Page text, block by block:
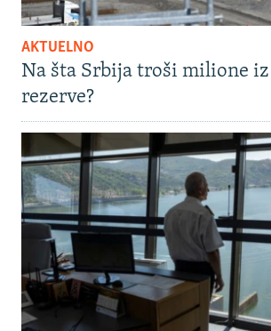
AKTUELNO
Na šta Srbija troši milione
rezerve?